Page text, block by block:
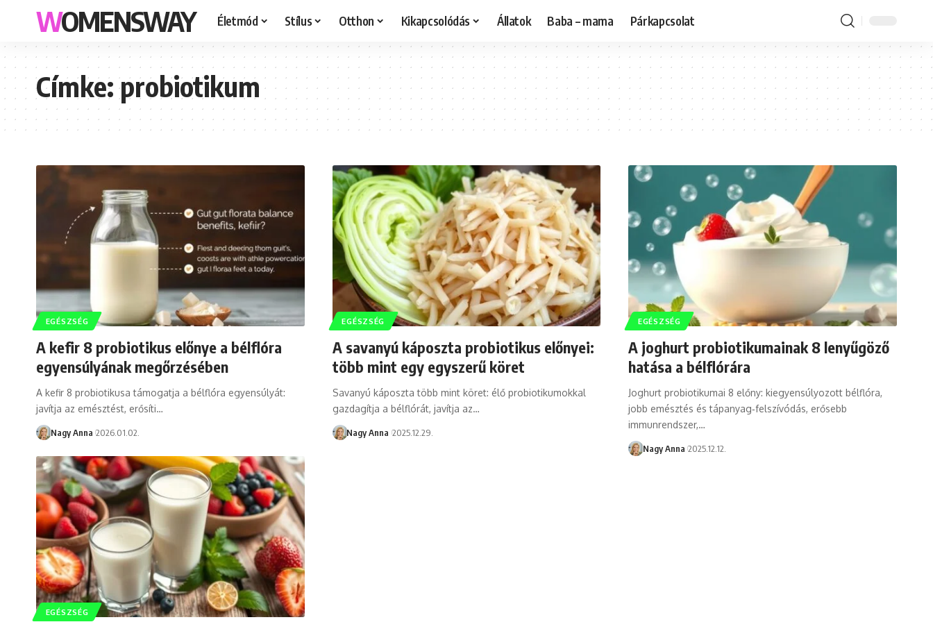
WOMENSWAY Életmód Stílus Otthon Kikapcsolódás Állatok Baba – mama Párkapcsolat
Címke:probiotikum
EGÉSZSÉG
A kefir 8 probiotikus előnye a bélflóra
egyensúlyának megőrzésében
A kefir 8 probiotikusa támogatja a bélflóra egyensúlyát:
javítja az emésztést, erősíti…
Nagy Anna 2026.01.02.
EGÉSZSÉG
A savanyú káposzta probiotikus előnyei:
több mint egy egyszerű köret
Savanyú káposzta több mint köret: élő probiotikumokkal
gazdagítja a bélflórát, javítja az…
Nagy Anna 2025.12.29.
EGÉSZSÉG
A joghurt probiotikumainak 8 lenyűgöző
hatása a bélflórára
Joghurt probiotikumai 8 előny: kiegyensúlyozott bélflóra,
jobb emésztés és tápanyag‑felszívódás, erősebb
immunrendszer,…
Nagy Anna 2025.12.12.
EGÉSZSÉG